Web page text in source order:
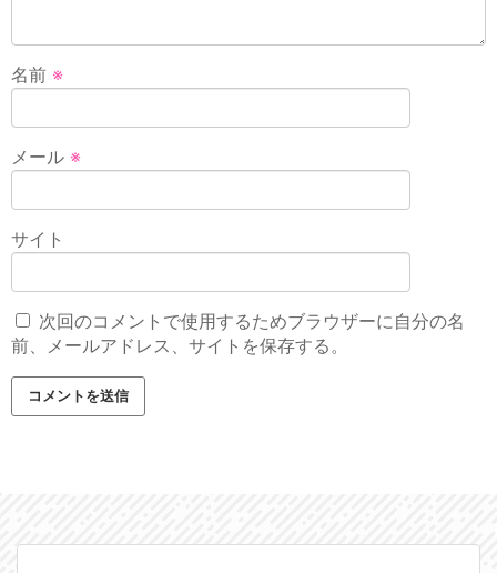
名前 ※
メール ※
サイト
次回のコメントで使用するためブラウザーに自分の名
前、メールアドレス、サイトを保存する。